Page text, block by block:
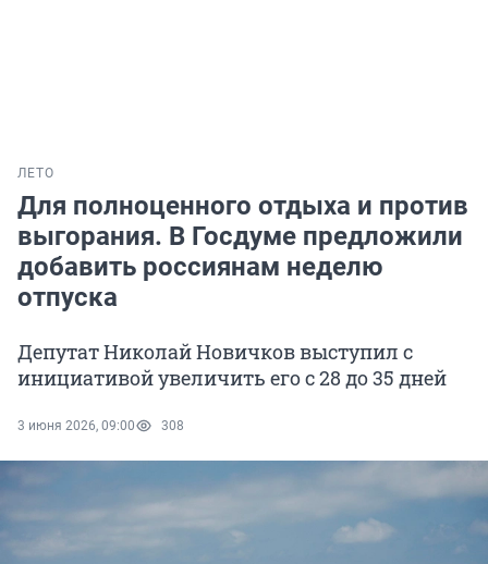
ЛЕТО
Для полноценного отдыха и против
выгорания. В Госдуме предложили
добавить россиянам неделю
отпуска
Депутат Николай Новичков выступил с
инициативой увеличить его с 28 до 35 дней
3 июня 2026, 09:00 308